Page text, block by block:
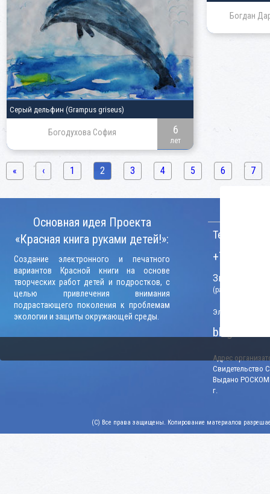
Богдан
Серый дельфин (Grampus griseus)
Богодухова София 6
лет
« ‹ 1 2 3 4 5 6 7
Основная идея Проекта
«Красная книга руками детей!»:
Создание электронного и печатного
вариантов Красной книги на основе
творческих работ детей и подростков, с
целью привлечения внимания
подрастающего поколения к проблемам
экологии и защиты окружающей среды.
Телефон:
+7 (906)
Звонки
(рабочие дни,
Электронный
blago-
Адрес
Свидетельство
Выдано
г.
(C) Все права защищены. Копирование материалов